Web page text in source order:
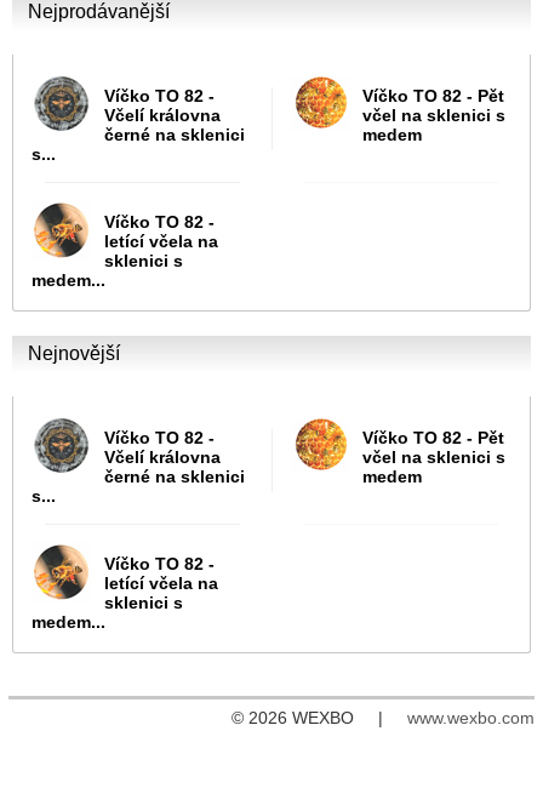
Nejprodávanější
Víčko TO 82 -
Včelí královna
černé na sklenici
s...
Víčko TO 82 - Pět
včel na sklenici s
medem
Víčko TO 82 -
letící včela na
sklenici s
medem...
Nejnovější
Víčko TO 82 -
Včelí královna
černé na sklenici
s...
Víčko TO 82 - Pět
včel na sklenici s
medem
Víčko TO 82 -
letící včela na
sklenici s
medem...
© 2026 WEXBO | www.wexbo.com